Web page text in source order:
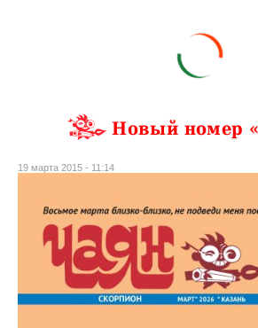
Новый номер
19 марта 2015 - 11:14